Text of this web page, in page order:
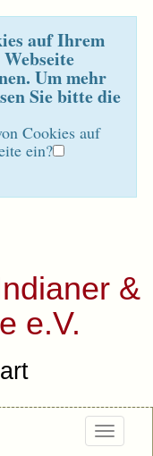
auf Ihrem
Um mehr
Sie bitte die
Cookies auf
ein?
&
e.V.